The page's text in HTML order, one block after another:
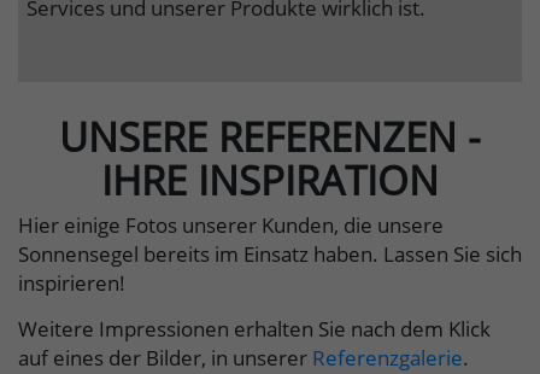
Services und unserer Produkte wirklich ist.
UNSERE REFERENZEN -
IHRE INSPIRATION
Hier einige Fotos unserer Kunden, die unsere
Sonnensegel bereits im Einsatz haben. Lassen Sie sich
inspirieren!
Weitere Impressionen erhalten Sie nach dem Klick
auf eines der Bilder, in unserer Referenzgalerie.